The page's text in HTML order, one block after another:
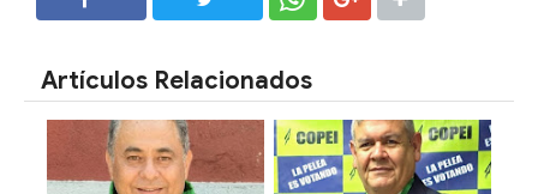
Artículos Relacionados